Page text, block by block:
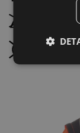
Niet
Niet